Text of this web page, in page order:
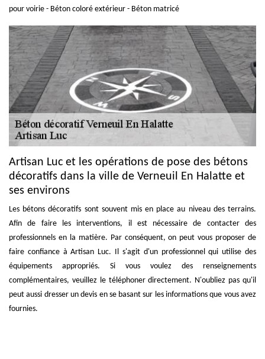
pour voirie - Béton coloré extérieur - Béton matricé
Artisan Luc et les opérations de pose des bétons
décoratifs dans la ville de Verneuil En Halatte et
ses environs
Les bétons décoratifs sont souvent mis en place au niveau des terrains.
Afin de faire les interventions, il est nécessaire de contacter des
professionnels en la matière. Par conséquent, on peut vous proposer de
faire confiance à Artisan Luc. Il s'agit d'un professionnel qui utilise des
équipements appropriés. Si vous voulez des renseignements
complémentaires, veuillez le téléphoner directement. N'oubliez pas qu'il
peut aussi dresser un devis en se basant sur les informations que vous avez
fournies.